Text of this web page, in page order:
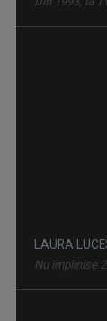
IDENTITATE
Nu împlinise